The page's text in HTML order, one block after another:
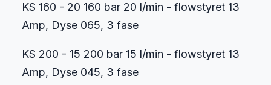
KS 160 - 20 160 bar 20 l/min - flowstyret 13
Amp, Dyse 065, 3 fase
KS 200 - 15 200 bar 15 l/min - flowstyret 13
Amp, Dyse 045, 3 fase